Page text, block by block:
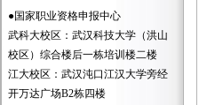
●国家职业资格申报中心
武科大校区：武汉科技大学（洪山
校区）综合楼后一栋培训楼二楼
江大校区：武汉沌口江汉大学旁经
开万达广场B2栋四楼